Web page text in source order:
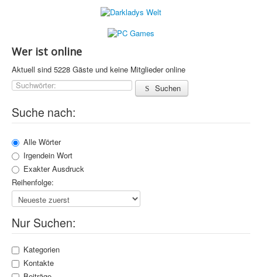
Wer ist online
Aktuell sind 5228 Gäste und keine Mitglieder online
Suchwörter:
Suchen
Suche nach:
Alle Wörter
Irgendein Wort
Exakter Ausdruck
Reihenfolge:
Nur Suchen:
Kategorien
Kontakte